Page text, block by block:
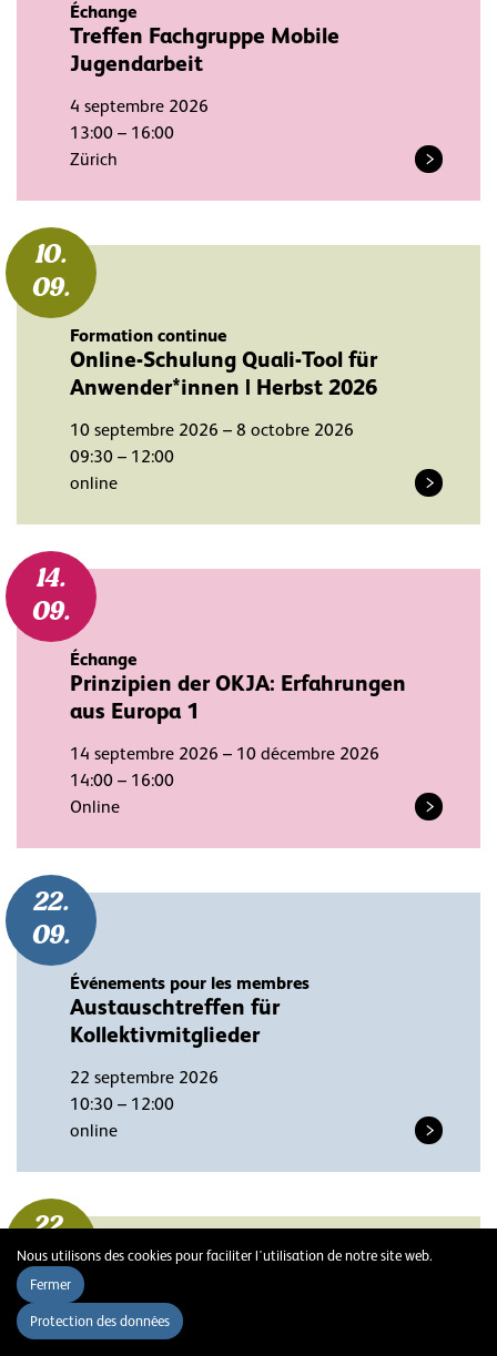
Échange
Treffen Fachgruppe Mobile
Jugendarbeit
4 septembre 2026
13:00 – 16:00
Zürich
10.
09.
Formation continue
Online-Schulung Quali-Tool für
Anwender*innen | Herbst 2026
10 septembre 2026 – 8 octobre 2026
09:30 – 12:00
online
14.
09.
Échange
Prinzipien der OKJA: Erfahrungen
aus Europa 1
14 septembre 2026 – 10 décembre 2026
14:00 – 16:00
Online
22.
09.
Événements pour les membres
Austauschtreffen für
Kollektivmitglieder
22 septembre 2026
10:30 – 12:00
online
22.
09.
Formation continue
Lobbying für die Offene
Nous utilisons des cookies pour faciliter l'utilisation de notre site web.
Fermer
Protection des données